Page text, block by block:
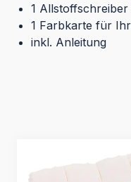
1
1 Farbkarte für
inkl. Anleitung